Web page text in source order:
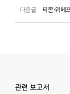
다음글 티몬·위메
관련 보고서